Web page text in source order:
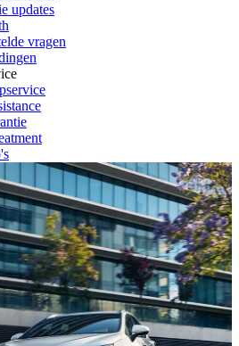
updates
vragen